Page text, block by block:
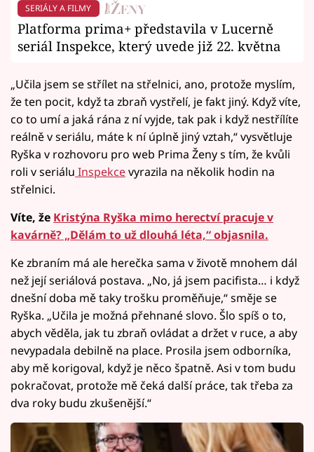
SERIÁLY A FILMY
Platforma prima+ představila v Lucerně
seriál Inspekce, který uvede již 22. května
„Učila jsem se střílet na střelnici, ano, protože myslím,
že ten pocit, když ta zbraň vystřelí, je fakt jiný. Když víte,
co to umí a jaká rána z ní vyjde, tak pak i když nestřílíte
reálně v seriálu, máte k ní úplně jiný vztah,“ vysvětluje
Ryška v rozhovoru pro web Prima Ženy s tím, že kvůli
roli v seriálu Inspekcevyrazila na několik hodin na
střelnici.
Víte, že Kristýna Ryška mimo herectví pracuje v
kavárně? „Dělám to už dlouhá léta,“ objasnila.
Ke zbraním má ale herečka sama v životě mnohem dál
než její seriálová postava. „No, já jsem pacifista… i když
dnešní doba mě taky trošku proměňuje,“ směje se
Ryška. „Učila je možná přehnané slovo. Šlo spíš o to,
abych věděla, jak tu zbraň ovládat a držet v ruce, a aby
nevypadala debilně na place. Prosila jsem odborníka,
aby mě korigoval, když je něco špatně. Asi v tom budu
pokračovat, protože mě čeká další práce, tak třeba za
dva roky budu zkušenější.“